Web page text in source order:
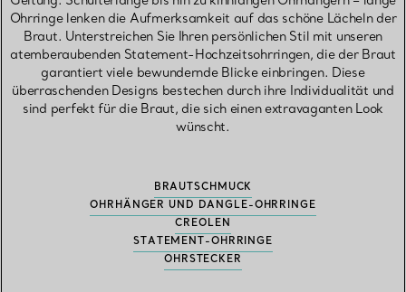
Ohrringe lenken die Aufmerksamkeit auf das schöne Lächeln der
Braut. Unterstreichen Sie Ihren persönlichen Stil mit unseren
atemberaubenden Statement-Hochzeitsohrringen, die der Braut
garantiert viele bewundernde Blicke einbringen. Diese
überraschenden Designs bestechen durch ihre Individualität und
sind perfekt für die Braut, die sich einen extravaganten Look
wünscht.
BRAUTSCHMUCK
OHRHÄNGER UND DANGLE-OHRRINGE
CREOLEN
STATEMENT-OHRRINGE
OHRSTECKER